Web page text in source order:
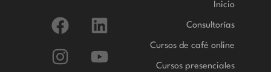
Inicio
Consultorías
Cursos de café online
Cursos presenciales